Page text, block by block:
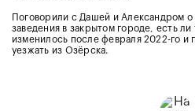
Поговорили с Дашей и Александром
заведения в закрытом городе, есть
изменилось после февраля 2022-го и
уезжать из Озёрска.